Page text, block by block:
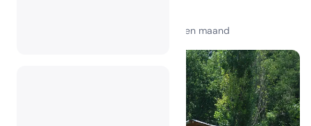
weergaven in de afgelopen maand